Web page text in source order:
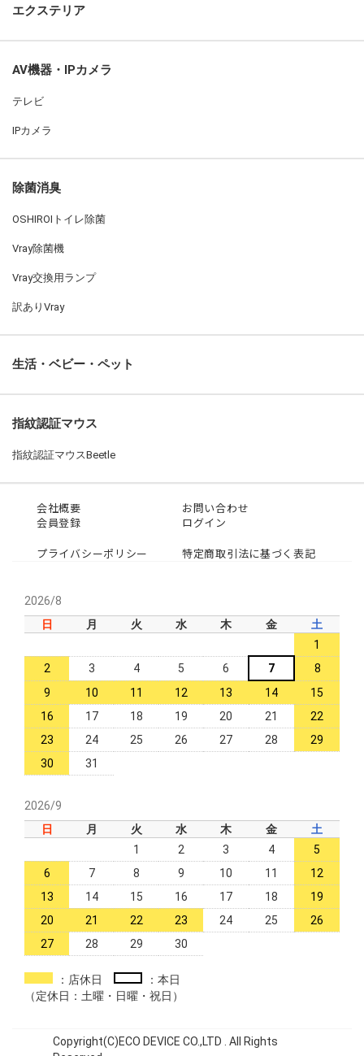
エクステリア
AV機器・IPカメラ
テレビ
IPカメラ
除菌消臭
OSHIROIトイレ除菌
Vray除菌機
Vray交換用ランプ
訳ありVray
生活・ベビー・ペット
指紋認証マウス
指紋認証マウスBeetle
会社概要
お問い合わせ
会員登録
ログイン
プライバシーポリシー
特定商取引法に基づく表記
2026/8
日
月 火 水 木 金
土
1
2
3 4 5 6 7
8
9
10 11 12 13 14
15
16
17 18 19 20 21
22
23
24 25 26 27 28
29
30
31
2026/9
日
月 火 水 木 金
土
1
2 3 4
5
6
7 8 9 10 11
12
13
14 15 16 17 18
19
20
21 22 23 24 25
26
27
28 29 30
：店休日
：本日
（定休日：土曜・日曜・祝日）
Copyright(C)ECO DEVICE CO.,LTD . All Rights